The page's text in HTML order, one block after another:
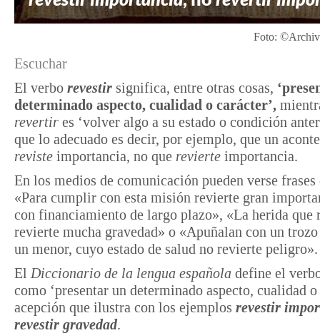
Foto:
Escuchar
El verbo revestir significa, entre otras cosas,
determinado aspecto, cualidad o carácter’,
revertir es ‘volver algo a su estado o condición
que lo adecuado es decir, por ejemplo, que un
reviste importancia, no que revierte importancia.
En los medios de comunicación pueden verse frases
«Para cumplir con esta misión revierte gran
con financiamiento de largo plazo», «La herida que
revierte mucha gravedad» o «Apuñalan con un
un menor, cuyo estado de salud no revierte peligro».
El Diccionario de la lengua española define el
como ‘presentar un determinado aspecto, cualidad
acepción que ilustra con los ejemplos revestir
revestir gravedad.